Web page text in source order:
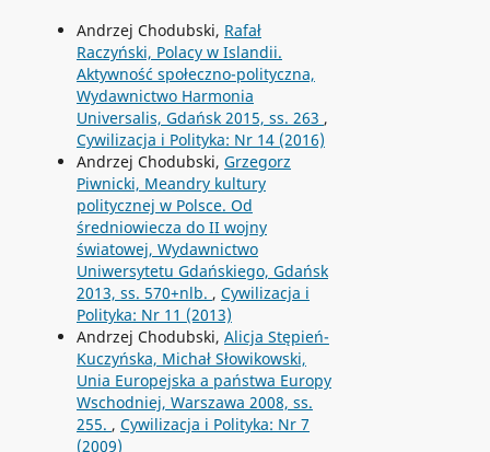
Andrzej Chodubski, Rafał
Raczyński, Polacy w Islandii.
Aktywność społeczno-polityczna,
Wydawnictwo Harmonia
Universalis, Gdańsk 2015, ss. 263 ,
Cywilizacja i Polityka: Nr 14 (2016)
Andrzej Chodubski, Grzegorz
Piwnicki, Meandry kultury
politycznej w Polsce. Od
średniowiecza do II wojny
światowej, Wydawnictwo
Uniwersytetu Gdańskiego, Gdańsk
2013, ss. 570+nlb. , Cywilizacja i
Polityka: Nr 11 (2013)
Andrzej Chodubski, Alicja Stępień-
Kuczyńska, Michał Słowikowski,
Unia Europejska a państwa Europy
Wschodniej, Warszawa 2008, ss.
255. , Cywilizacja i Polityka: Nr 7
(2009)